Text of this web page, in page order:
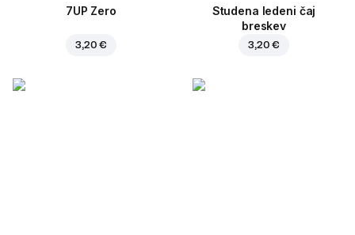
7UP Zero
3,20 €
Studena ledeni čaj
breskev
3,20 €